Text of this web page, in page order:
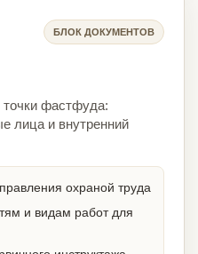
БЛОК ДОКУМЕНТОВ
точки фастфуда:
лица и внутренний
охраной труда
и видам работ для